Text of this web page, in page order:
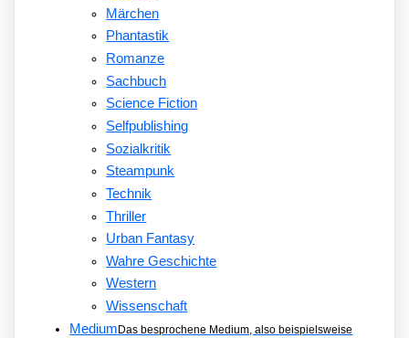
Märchen
Phantastik
Romanze
Sachbuch
Science Fiction
Selfpublishing
Sozialkritik
Steampunk
Technik
Thriller
Urban Fantasy
Wahre Geschichte
Western
Wissenschaft
MediumDas besprochene Medium, also beispielsweise